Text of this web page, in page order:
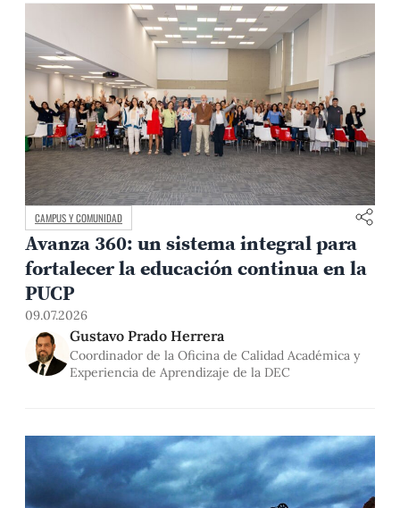
CAMPUS Y COMUNIDAD
Avanza 360: un sistema integral para
fortalecer la educación continua en la
PUCP
09.07.2026
Gustavo Prado Herrera
Coordinador de la Oficina de Calidad Académica y
Experiencia de Aprendizaje de la DEC